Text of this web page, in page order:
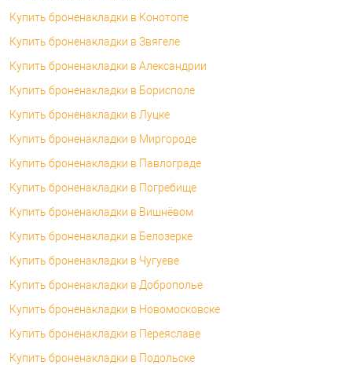
Купить броненакладки в Конотопе
Купить броненакладки в Звягеле
Купить броненакладки в Александрии
Купить броненакладки в Борисполе
Купить броненакладки в Луцке
Купить броненакладки в Миргороде
Купить броненакладки в Павлограде
Купить броненакладки в Погребище
Купить броненакладки в Вишнёвом
Купить броненакладки в Белозерке
Купить броненакладки в Чугуеве
Купить броненакладки в Доброполье
Купить броненакладки в Новомосковске
Купить броненакладки в Переяславе
Купить броненакладки в Подольске